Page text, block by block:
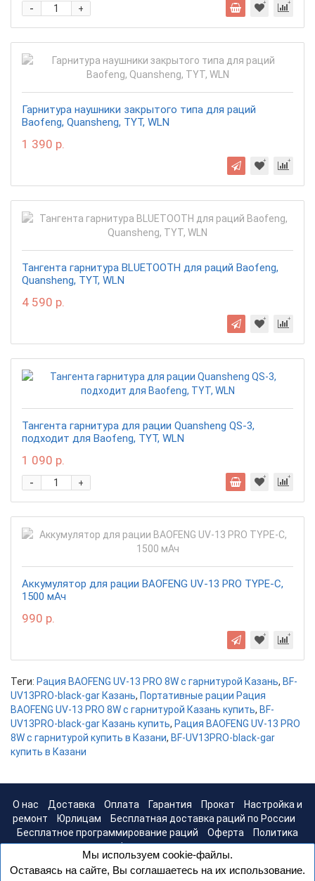
+
-
Гарнитура наушники закрытого типа для раций
Baofeng, Quansheng, TYT, WLN
1 390 р.
Тангента гарнитура BLUETOOTH для раций Baofeng,
Quansheng, TYT, WLN
4 590 р.
Тангента гарнитура для рации Quansheng QS-3,
подходит для Baofeng, TYT, WLN
1 090 р.
+
-
Аккумулятор для рации BAOFENG UV-13 PRO TYPE-C,
1500 мАч
990 р.
Теги: Рация BAOFENG UV-13 PRO 8W с гарнитурой Казань, BF-
UV13PRO-black-gar Казань, Портативные рации Рация
BAOFENG UV-13 PRO 8W с гарнитурой Казань купить, BF-
UV13PRO-black-gar Казань купить, Рация BAOFENG UV-13 PRO
8W с гарнитурой купить в Казани, BF-UV13PRO-black-gar
купить в Казани
О нас Доставка Оплата Гарантия Прокат
Настройка и
ремонт
Юрлицам
Бесплатная доставка раций по России
Бесплатное программирование раций
Оферта
Политика
конфиденциальности
Мы используем cookie-файлы.
Оставаясь на сайте, Вы соглашаетесь на их использование.